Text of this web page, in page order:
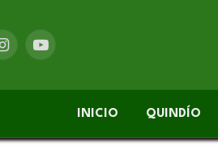
InstagramYouTube
INICIO QUINDÍO